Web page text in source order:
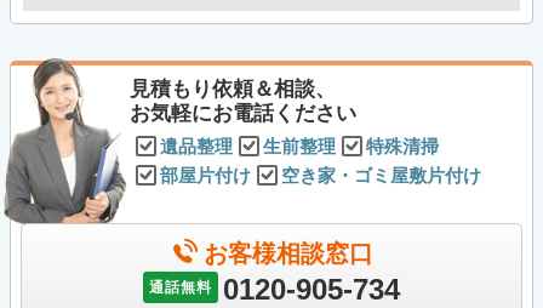
見積もり依頼＆相談、
お気軽にお電話ください
遺品整理 生前整理
特殊清掃
部屋片付け
空き家・ゴミ屋敷片付け
お客様相談窓口
通話無料 0120-905-734